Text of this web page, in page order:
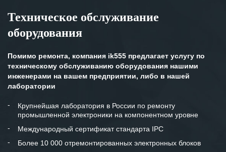
Особенно хочется отметить высокую
клиентоориентированность
готовность помочь в самых сложных
Мы высоко ценим сложившиеся
и доверительные партнерские
отношения и искренне желаем
«Инженерной компании «555» долгих
лет успеха и процветания.
Техническое обслуживание
оборудования
Помимо ремонта, компания ik555 предлагает услугу по
техническому обслуживанию оборудования нашими
инженерами на вашем предприятии, либо в нашей
лаборатории
Крупнейшая лаборатория в России по ремонту
промышленной электроники на компонентном уровне
Международный сертификат стандарта IPC
Более 10 000 отремонтированных электронных блоков